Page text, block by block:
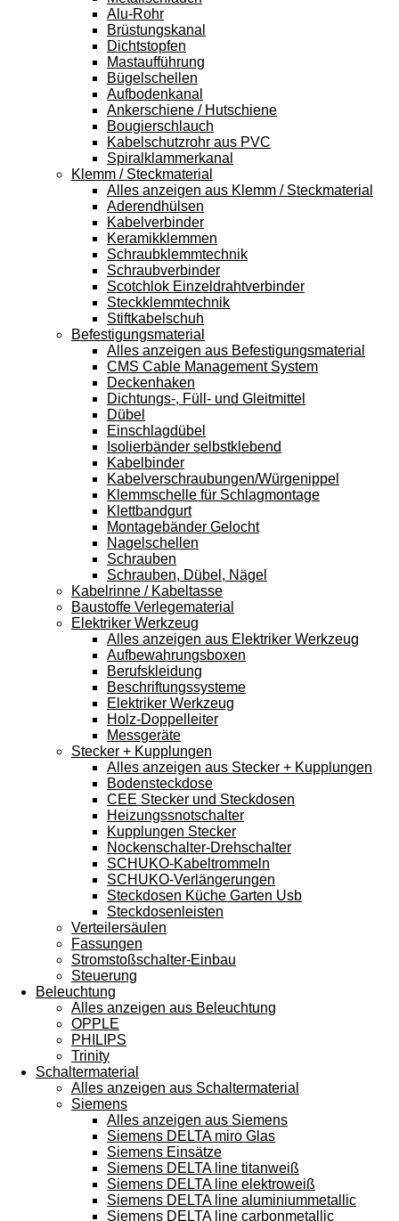
Alu-Rohr
Brüstungskanal
Dichtstopfen
Mastaufführung
Bügelschellen
Aufbodenkanal
Ankerschiene / Hutschiene
Bougierschlauch
Kabelschutzrohr aus PVC
Spiralklammerkanal
Klemm / Steckmaterial
Alles anzeigen aus Klemm / Steckmaterial
Aderendhülsen
Kabelverbinder
Keramikklemmen
Schraubklemmtechnik
Schraubverbinder
Scotchlok Einzeldrahtverbinder
Steckklemmtechnik
Stiftkabelschuh
Befestigungsmaterial
Alles anzeigen aus Befestigungsmaterial
CMS Cable Management System
Deckenhaken
Dichtungs-, Füll- und Gleitmittel
Dübel
Einschlagdübel
Isolierbänder selbstklebend
Kabelbinder
Kabelverschraubungen/Würgenippel
Klemmschelle für Schlagmontage
Klettbandgurt
Montagebänder Gelocht
Nagelschellen
Schrauben
Schrauben, Dübel, Nägel
Kabelrinne / Kabeltasse
Baustoffe Verlegematerial
Elektriker Werkzeug
Alles anzeigen aus Elektriker Werkzeug
Aufbewahrungsboxen
Berufskleidung
Beschriftungssysteme
Elektriker Werkzeug
Holz-Doppelleiter
Messgeräte
Stecker + Kupplungen
Alles anzeigen aus Stecker + Kupplungen
Bodensteckdose
CEE Stecker und Steckdosen
Heizungssnotschalter
Kupplungen Stecker
Nockenschalter-Drehschalter
SCHUKO-Kabeltrommeln
SCHUKO-Verlängerungen
Steckdosen Küche Garten Usb
Steckdosenleisten
Verteilersäulen
Fassungen
Stromstoßschalter-Einbau
Steuerung
Beleuchtung
Alles anzeigen aus Beleuchtung
OPPLE
PHILIPS
Trinity
Schaltermaterial
Alles anzeigen aus Schaltermaterial
Siemens
Alles anzeigen aus Siemens
Siemens DELTA miro Glas
Siemens Einsätze
Siemens DELTA line titanweiß
Siemens DELTA line elektroweiß
Siemens DELTA line aluminiummetallic
Siemens DELTA line carbonmetallic